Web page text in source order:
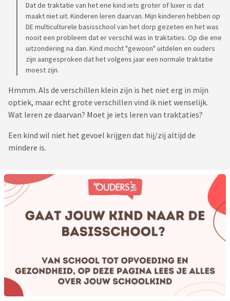
Dat de traktatie van het ene kind iets groter of luxer is dat
maakt niet uit. Kinderen leren daarvan. Mijn kinderen hebben op
DE multiculturele basisschool van het dorp gezeten en het was
nooit een probleem dat er verschil was in traktaties. Op die ene
uitzondering na dan. Kind mocht "gewoon" uitdelen en ouders
zijn aangesproken dat het volgens jaar een normale traktatie
moest zijn.
Hmmm. Als de verschillen klein zijn is het niet erg in mijn
optiek, maar echt grote verschillen vind ik niet wenselijk.
Wat leren ze daarvan? Moet je iets leren van traktaties?
Een kind wil niet het gevoel krijgen dat hij/zij altijd de
mindere is.